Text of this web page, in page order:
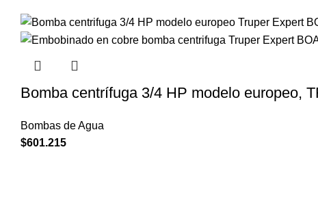
Bomba centrífuga 3/4 HP modelo europeo,
Bombas de Agua
$601.215